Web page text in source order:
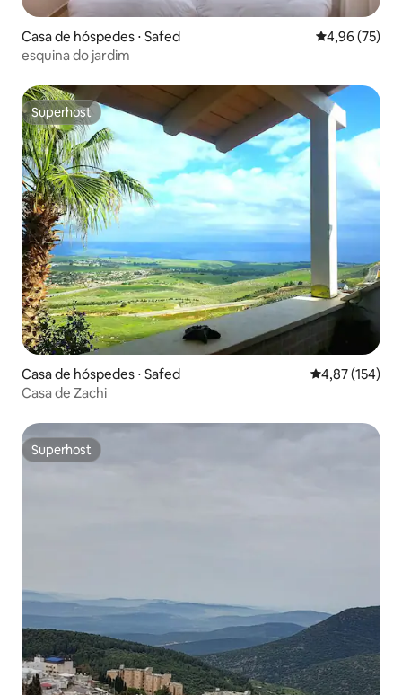
Casa de hóspedes ⋅ Safed 4,96 de uma
4,96 (75)
esquina do jardim
Superhost
Superhost
Casa de hóspedes ⋅ Safed 4,87 de uma
4,87 (154)
Casa de Zachi
Superhost
Superhost